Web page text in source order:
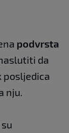
podvrsta
da
posljedica
nju.